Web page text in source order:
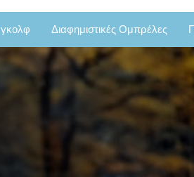
Διαφημιστικές Ομπρέλες